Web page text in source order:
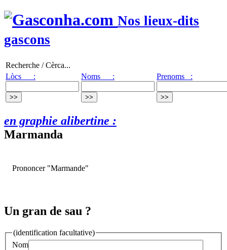
Nos lieux-dits
gascons
Recherche / Cèrca...
Lòcs :
Noms : Prenoms :
en graphie alibertine :
Marmanda
Prononcer "Marmande"
Un gran de sau ?
(identification facultative)
Nom